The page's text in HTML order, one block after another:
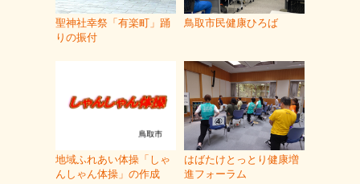
聖神社幸祭「有楽町」踊
りの振付
鳥取市民健康ひろば
地域ふれあい体操「しゃ
んしゃん体操」の作成
はばたけとっとり健康増
進フォーラム